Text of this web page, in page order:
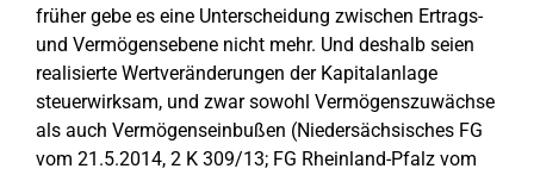
früher gebe es eine Unterscheidung zwischen Ertrags-
und Vermögensebene nicht mehr. Und deshalb seien
realisierte Wertveränderungen der Kapitalanlage
steuerwirksam, und zwar sowohl Vermögenszuwächse
als auch Vermögenseinbußen (Niedersächsisches FG
vom 21.5.2014, 2 K 309/13; FG Rheinland-Pfalz vom